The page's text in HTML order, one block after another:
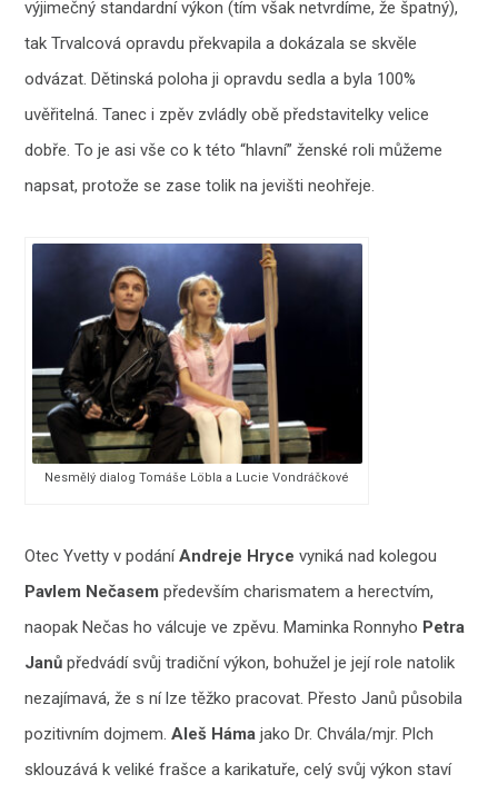
výjimečný standardní výkon (tím však netvrdíme, že špatný),
tak Trvalcová opravdu překvapila a dokázala se skvěle
odvázat. Dětinská poloha ji opravdu sedla a byla 100%
uvěřitelná. Tanec i zpěv zvládly obě představitelky velice
dobře. To je asi vše co k této “hlavní” ženské roli můžeme
napsat, protože se zase tolik na jevišti neohřeje.
Nesmělý dialog Tomáše Löbla a Lucie Vondráčkové
Otec Yvetty v podáníAndreje Hryce vyniká nad kolegou
Pavlem Nečasem především charismatem a herectvím,
naopak Nečas ho válcuje ve zpěvu. Maminka Ronnyho Petra
Janůpředvádí svůj tradiční výkon, bohužel je její role natolik
nezajímavá, že s ní lze těžko pracovat. Přesto Janů působila
pozitivním dojmem.Aleš Hámajako Dr. Chvála/mjr. Plch
sklouzává k veliké frašce a karikatuře, celý svůj výkon staví